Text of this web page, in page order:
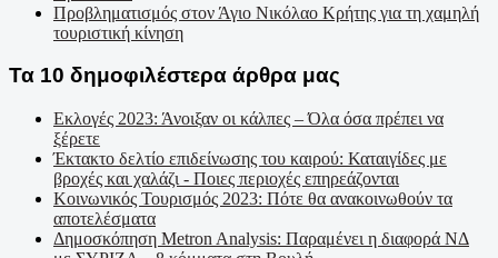
Προβληματισμός στον Άγιο Νικόλαο Κρήτης για τη χαμηλή
τουριστική κίνηση
Τα 10 δημοφιλέστερα άρθρα μας
Εκλογές 2023: Άνοιξαν οι κάλπες – Όλα όσα πρέπει να
ξέρετε
Έκτακτο δελτίο επιδείνωσης του καιρού: Καταιγίδες με
βροχές και χαλάζι - Ποιες περιοχές επηρεάζονται
Κοινωνικός Τουρισμός 2023: Πότε θα ανακοινωθούν τα
αποτελέσματα
Δημοσκόπηση Metron Analysis: Παραμένει η διαφορά ΝΔ